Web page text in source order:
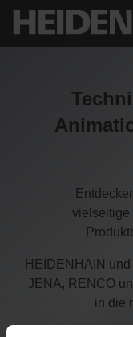
vielseitige
HEIDENHAIN
JENA, RENCO
in die